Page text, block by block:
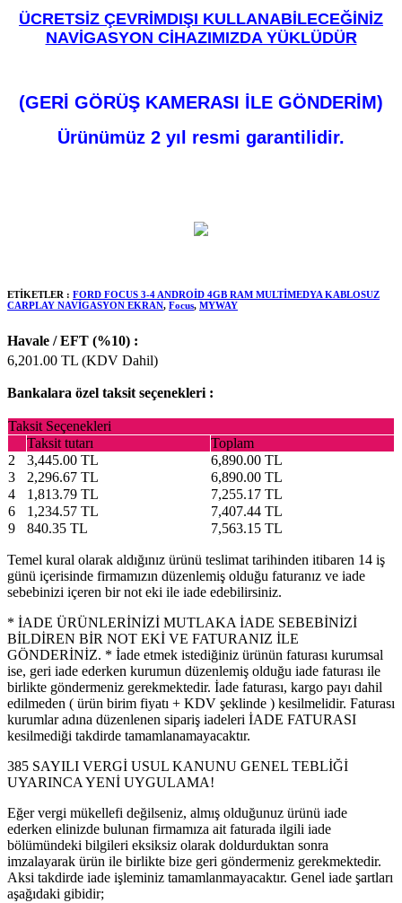
ÜCRETSİZ ÇEVRİMDIŞI KULLANABİLECEĞİNİZ
NAVİGASYON CİHAZIMIZDA YÜKLÜDÜR
(GERİ GÖRÜŞ KAMERASI İLE GÖNDERİM)
Ürünümüz 2 yıl resmi garantilidir.
ETİKETLER : FORD FOCUS 3-4 ANDROİD 4GB RAM MULTİMEDYA KABLOSUZ
CARPLAY NAVİGASYON EKRAN, Focus, MYWAY
Havale / EFT (%10) :
6,201.00 TL (KDV Dahil)
Bankalara özel taksit seçenekleri :
Taksit Seçenekleri
Taksit tutarı
Toplam
2
3,445.00 TL
6,890.00 TL
3
2,296.67 TL
6,890.00 TL
4
1,813.79 TL
7,255.17 TL
6
1,234.57 TL
7,407.44 TL
9
840.35 TL 7,563.15 TL
Temel kural olarak aldığınız ürünü teslimat tarihinden itibaren 14 iş
günü içerisinde firmamızın düzenlemiş olduğu faturanız ve iade
sebebinizi içeren bir not eki ile iade edebilirsiniz.
* İADE ÜRÜNLERİNİZİ MUTLAKA İADE SEBEBİNİZİ
BİLDİREN BİR NOT EKİ VE FATURANIZ İLE
GÖNDERİNİZ. * İade etmek istediğiniz ürünün faturası kurumsal
ise, geri iade ederken kurumun düzenlemiş olduğu iade faturası ile
birlikte göndermeniz gerekmektedir. İade faturası, kargo payı dahil
edilmeden ( ürün birim fiyatı + KDV şeklinde ) kesilmelidir. Faturası
kurumlar adına düzenlenen sipariş iadeleri İADE FATURASI
kesilmediği takdirde tamamlanamayacaktır.
385 SAYILI VERGİ USUL KANUNU GENEL TEBLİĞİ
UYARINCA YENİ UYGULAMA!
Eğer vergi mükellefi değilseniz, almış olduğunuz ürünü iade
ederken elinizde bulunan firmamıza ait faturada ilgili iade
bölümündeki bilgileri eksiksiz olarak doldurduktan sonra
imzalayarak ürün ile birlikte bize geri göndermeniz gerekmektedir.
Aksi takdirde iade işleminiz tamamlanmayacaktır. Genel iade şartları
aşağıdaki gibidir;